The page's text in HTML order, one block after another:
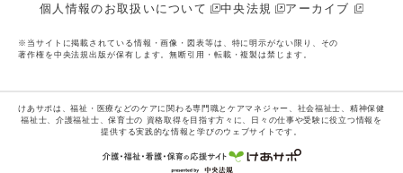
個人情報のお取扱いについて
中央法規 アーカイブ
※当サイトに掲載されている情報・画像・図表等は、特に明示がない限り、その
著作権を中央法規出版が保有します。無断引用・転載・複製は禁じます。
けあサポは、福祉・医療などのケアに関わる専門職とケアマネジャー、社会福祉士、精神保健
福祉士、介護福祉士、保育士の 資格取得を目指す方々に、日々の仕事や受験に役立つ情報を
提供する実践的な情報と学びのウェブサイトです。